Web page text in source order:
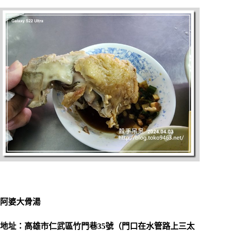
阿婆大骨湯
地址：高雄市仁武區竹門巷35號（門口在水管路上三太